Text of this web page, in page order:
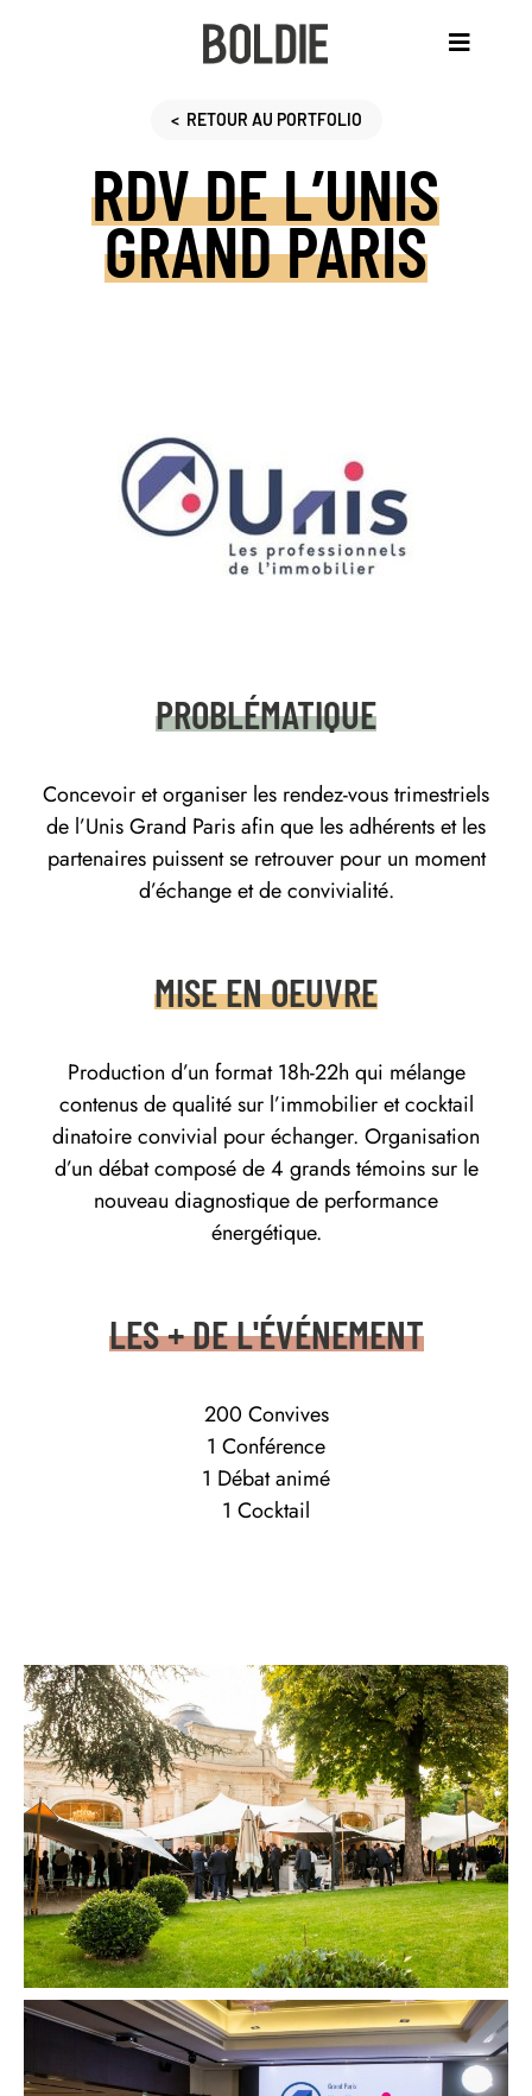
MANIFESTE
PORTFOLIO
CONTACT
< RETOUR AU PORTFOLIO
RDV DE L’UNIS
GRAND PARIS
PROBLÉMATIQUE
Concevoir et organiser les rendez-vous trimestriels
de l’Unis Grand Paris afin que les adhérents et les
partenaires puissent se retrouver pour un moment
d’échange et de convivialité.
MISE EN OEUVRE
Production d’un format 18h-22h qui mélange
contenus de qualité sur l’immobilier et cocktail
dinatoire convivial pour échanger. Organisation
d’un débat composé de 4 grands témoins sur le
nouveau diagnostique de performance
énergétique.
LES + DE L'ÉVÉNEMENT
200 Convives
1 Conférence
1 Débat animé
1 Cocktail